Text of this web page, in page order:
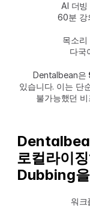
AI 더
60분 강
목소리
다국
Dentalbean은
있습니다. 이는 단
불가능했던
로컬라이
Dubbing
워크